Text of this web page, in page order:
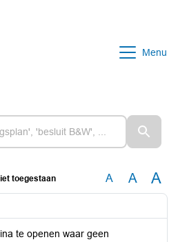
Menu
toegestaan A A A
te openen waar geen